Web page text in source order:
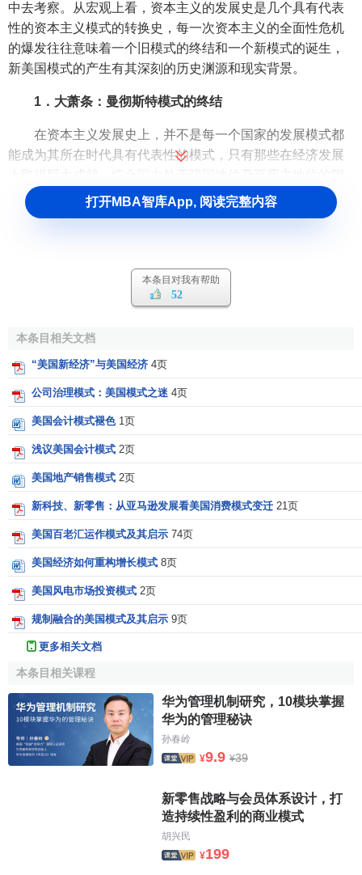
中去考察。从宏观上看，资本主义的发展史是几个具有代表
性的资本主义模式的转换史，每一次资本主义的全面性危机
的爆发往往意味着一个旧模式的终结和一个新模式的诞生，
新美国模式的产生有其深刻的历史渊源和现实背景。
1．大萧条：曼彻斯特模式的终结
在资本主义发展史上，并不是每一个国家的发展模式都
能成为其所在时代具有代表性的模式，只有那些在经济发展
家，其经济、政治、社会体制才能形成一种范式
，如果这种
范式能够在较长的时间内影响其他国家(不论这种影响是强制
本主义发展模式——曼彻斯特模式(与英国有着特殊历史、政
治关系的美国亦是这个模式的主要代表)，它以无可抗衡的优
点。以美国为例，1920-1929年期间，其
达到了40％。自由放任的市场经济是这个模式的典型特征，
它以古典
指导，反对政府干涉经济活动。斯密赞扬
为控制和有意为之的‘看不见的手
制在三个方面：一是保护国家免受外来侵犯。二是保护公民
免受不公正的压迫。三是建立和维持公共机构。”在
的思想推动下，摆脱束缚的资本主义经济获得了前所未有的
发展，
特模式以自由、平等、民主为政治价值目标的议会体制逐渐
走向成熟，同时，由于资本利润
曼彻斯特模式以武力拓展殖民地的对外关系特征便相应形
成。然而，1929-1933年的大萧条宣告了曼彻斯特模式的终
结。这场资本主义历史上前所未有的大危机造成了大批
荡，这就意味着曼彻斯特模式的指导理论—— 古典经济自由
主义的破产。对此，著名史学家霍布斯鲍姆的评价是：“传统
自由主义口口声声主张一个运作得当的自由市场社会，绝不
可能发生大萧条，可是1933年的经济上的现实，实在很难令
人继续相信这种理论”。资本主义从此进入了“罗斯福秩序时
：罗斯福秩序时代的终结
“罗斯福秩序时代”模式强调对曼彻斯特模式中放任不羁的
打开MBA智库App, 阅读完整内容
本条目对我有帮助
52
本条目相关文档
“美国新经济”与美国经济 4页
公司治理模式：美国模式之迷 4页
美国会计模式褪色 1页
浅议美国会计模式 2页
美国地产销售模式 2页
新科技、新零售：从亚马逊发展看美国消费模式变迁 21页
美国百老汇运作模式及其启示 74页
美国经济如何重构增长模式 8页
美国风电市场投资模式 2页
规制融合的美国模式及其启示 9页
更多相关文档
本条目相关课程
华为管理机制研究，10模块掌握
华为的管理秘诀
孙春岭
¥9.9 ¥39
新零售战略与会员体系设计，打
造持续性盈利的商业模式
胡兴民
¥199